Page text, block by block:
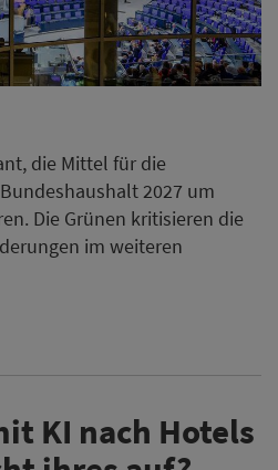
die Mittel für die
2027 um
Die Grünen kritisieren die
im weiteren
KI nach Hotels